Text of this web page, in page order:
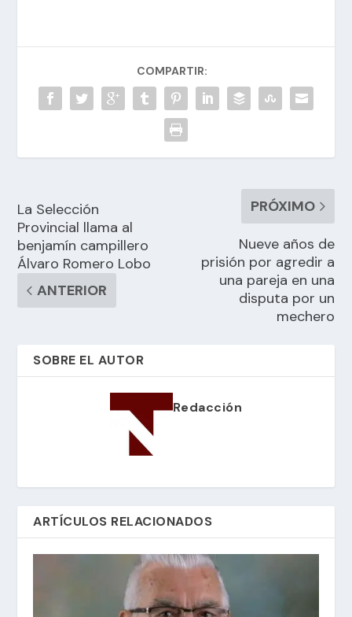
COMPARTIR:
La Selección
Provincial llama al
benjamín campillero
Álvaro Romero Lobo
ANTERIOR
PRÓXIMO
Nueve años de
prisión por agredir a
una pareja en una
disputa por un
mechero
SOBRE EL AUTOR
Redacción
ARTÍCULOS RELACIONADOS